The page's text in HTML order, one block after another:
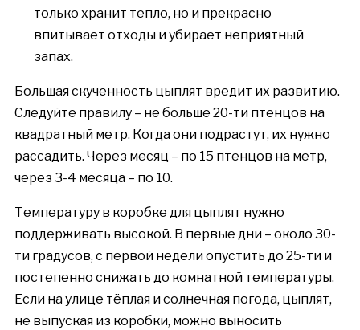
только хранит тепло, но и прекрасно
впитывает отходы и убирает неприятный
запах.
Большая скученность цыплят вредит их развитию.
Следуйте правилу – не больше 20-ти птенцов на
квадратный метр. Когда они подрастут, их нужно
рассадить. Через месяц – по 15 птенцов на метр,
через 3-4 месяца – по 10.
Температуру в коробке для цыплят нужно
поддерживать высокой. В первые дни – около 30-
ти градусов, с первой недели опустить до 25-ти и
постепенно снижать до комнатной температуры.
Если на улице тёплая и солнечная погода, цыплят,
не выпуская из коробки, можно выносить